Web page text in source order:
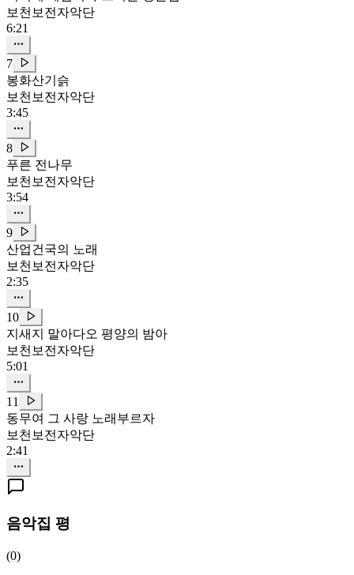
보천보전자악단
6:21
7
봉화산기슭
보천보전자악단
3:45
8
푸른 전나무
보천보전자악단
3:54
9
산업건국의 노래
보천보전자악단
2:35
10
지새지 말아다오 평양의 밤아
보천보전자악단
5:01
11
동무여 그 사랑 노래부르자
보천보전자악단
2:41
음악집 평
(0)